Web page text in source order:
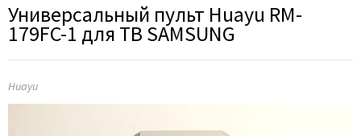
Универсальный пульт Huayu RM-
179FC-1 для ТВ SAMSUNG
Huayu